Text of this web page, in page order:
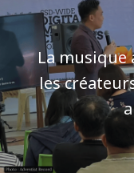
La musique
les